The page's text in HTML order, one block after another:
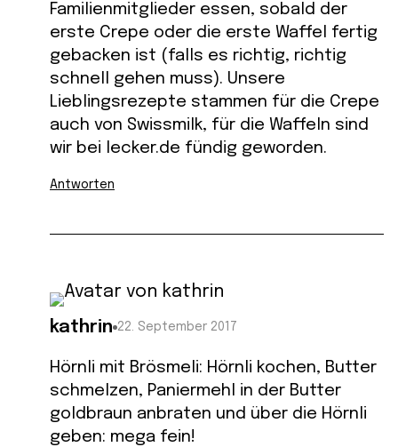
Familienmitglieder essen, sobald der
erste Crepe oder die erste Waffel fertig
gebacken ist (falls es richtig, richtig
schnell gehen muss). Unsere
Lieblingsrezepte stammen für die Crepe
auch von Swissmilk, für die Waffeln sind
wir bei lecker.de fündig geworden.
Antworten
kathrin 22. September 2017
Hörnli mit Brösmeli: Hörnli kochen, Butter
schmelzen, Paniermehl in der Butter
goldbraun anbraten und über die Hörnli
geben: mega fein!